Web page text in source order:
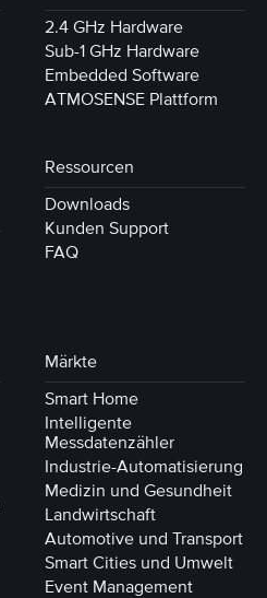
2.4 GHz Hardware
Sub-1 GHz Hardware
Embedded Software
ATMOSENSE Plattform
Ressourcen
Downloads
Kunden Support
FAQ
Märkte
Smart Home
Intelligente
Messdatenzähler
Industrie-Automatisierung
Medizin und Gesundheit
Landwirtschaft
Automotive und Transport
Smart Cities und Umwelt
Event Management